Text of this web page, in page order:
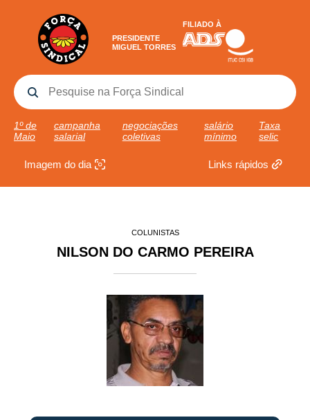
PRESIDENTE
MIGUEL TORRES
FILIADO À
1º de
Maio
campanha
salarial
negociações
coletivas
salário
mínimo
Taxa
selic
Imagem do dia Links rápidos
COLUNISTAS
NILSON DO CARMO PEREIRA